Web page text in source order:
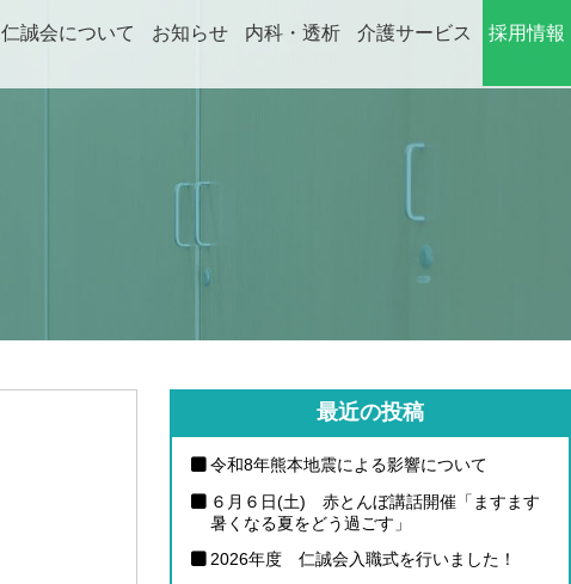
仁誠会について お知らせ 内科・透析 介護サービス 採用情報
最近の投稿
令和8年熊本地震による影響について
６月６日(土) 赤とんぼ講話開催「ますます
暑くなる夏をどう過ごす」
2026年度 仁誠会入職式を行いました！